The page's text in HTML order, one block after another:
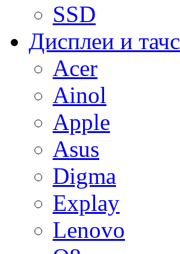
SSD
Дисплеи и
Acer
Ainol
Apple
Asus
Digma
Explay
Lenovo